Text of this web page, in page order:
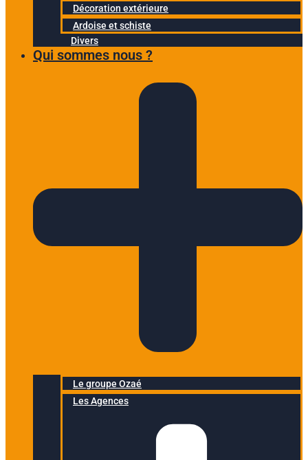
Décoration extérieure
Ardoise et schiste
Divers
Qui sommes nous ?
Le groupe Ozaé
Les Agences